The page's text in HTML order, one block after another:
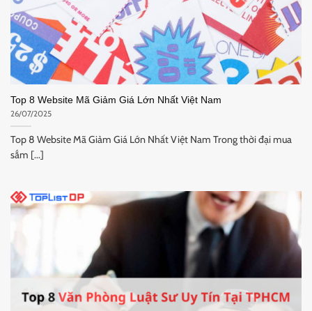
Top 8 Website Mã Giảm Giá Lớn Nhất Việt Nam
26/07/2025
Top 8 Website Mã Giảm Giá Lớn Nhất Việt Nam Trong thời đại mua
sắm [...]